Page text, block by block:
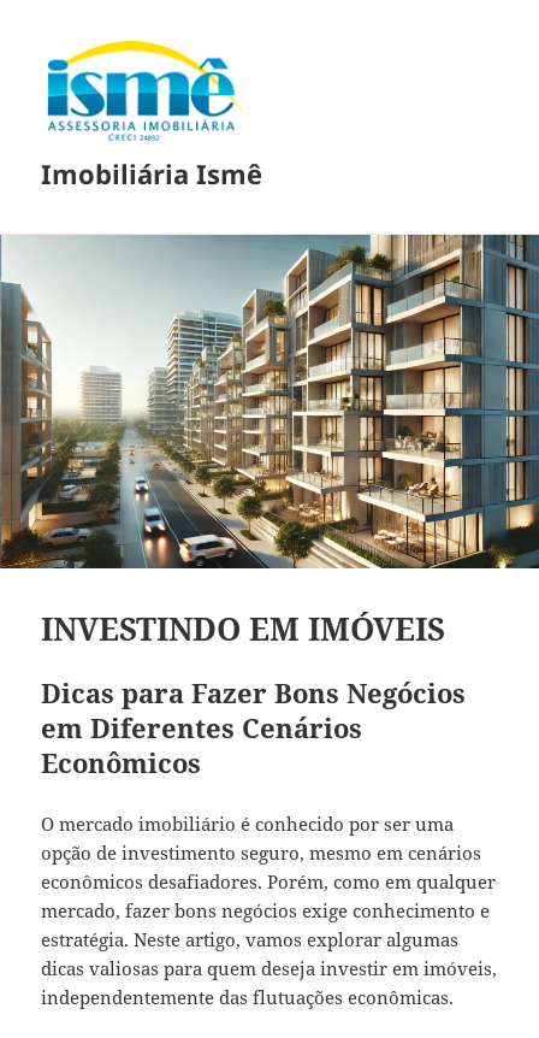
Imobiliária Ismê
INVESTINDO EM IMÓVEIS
Dicas para Fazer Bons Negócios
em Diferentes Cenários
Econômicos
O mercado imobiliário é conhecido por ser uma
opção de investimento seguro, mesmo em cenários
econômicos desafiadores. Porém, como em qualquer
mercado, fazer bons negócios exige conhecimento e
estratégia. Neste artigo, vamos explorar algumas
dicas valiosas para quem deseja investir em imóveis,
independentemente das flutuações econômicas.